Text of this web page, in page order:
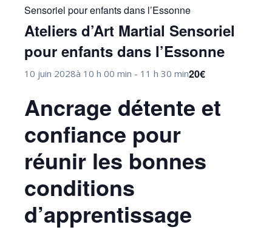
Sensoriel pour enfants dans l’Essonne
Ateliers d’Art Martial Sensoriel
pour enfants dans l’Essonne
10 juin 2028à 10 h 00 min - 11 h 30 min20€
Ancrage détente et
confiance pour
réunir les bonnes
conditions
d’apprentissage